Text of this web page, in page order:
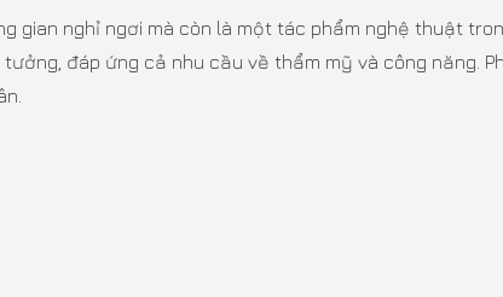
gian nghỉ ngơi mà còn là một tác phẩm nghệ thuật
đáp ứng cả nhu cầu về thẩm mỹ và công năng.